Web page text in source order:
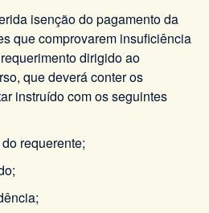
isenção do pagamento da
que comprovarem insuficiência
dirigido ao
que deverá conter os
instruído com os seguintes
requerente;